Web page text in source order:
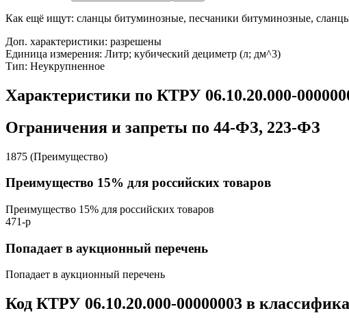
Как ещё ищут: сланцы битуминозные, песчаники битуминозные,
Доп. характеристики: разрешены
Единица измерения: Литр; кубический дециметр (л; дм^3)
Тип: Неукрупненное
Характеристики по КТРУ 06.10.20.000-
Ограничения и запреты по 44-ФЗ, 223-ФЗ
1875 (Преимущество)
Преимущество 15% для российских товаров
Преимущество 15% для российских товаров
471-р
Попадает в аукционный перечень
Попадает в аукционный перечень
Код КТРУ 06.10.20.000-00000003 в